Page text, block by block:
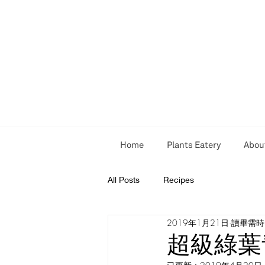
Home Plants Eatery
All Posts Recipes
超級綠葉
2019年1月21日 讀畢需